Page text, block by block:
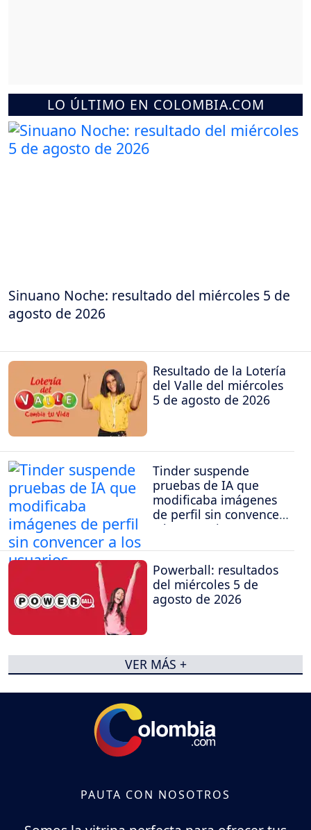
LO ÚLTIMO EN COLOMBIA.COM
Sinuano Noche: resultado del miércoles 5 de
agosto de 2026
Resultado de la Lotería
del Valle del miércoles
5 de agosto de 2026
Tinder suspende
pruebas de IA que
modificaba imágenes
de perfil sin convencer
a los usuarios
Powerball: resultados
del miércoles 5 de
agosto de 2026
VER MÁS +
PAUTA CON NOSOTROS